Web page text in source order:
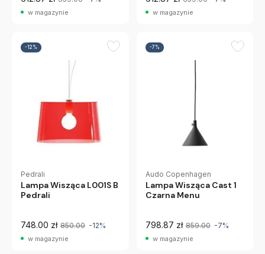
w magazynie w magazynie
-12%
Pedrali
Lampa Wisząca L001S B
Pedrali
748.00 zł 850.00 -12%
w magazynie
-7%
Audo Copenhagen
Lampa Wisząca Cast 1
Czarna Menu
798.87 zł 859.00 -7%
w magazynie